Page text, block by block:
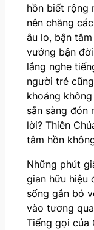
hồn biết rộng
nên chăng
âu lo, bận
vướng bận
lắng nghe
người trẻ
khoảng
sẵn sàng đón
lời? Thiên
tâm hồn
Những phút
gian hữu hiệu
sống gắn bó
vào tương
Tiếng gọi của